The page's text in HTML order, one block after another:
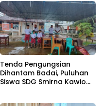
Tenda Pengungsian
Dihantam Badai, Puluhan
Siswa SDG Smirna Kawio